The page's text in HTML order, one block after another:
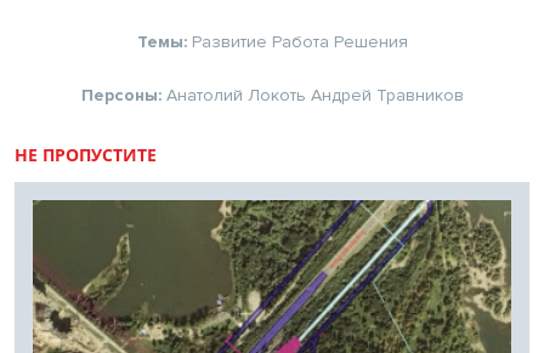
Темы: Развитие Работа Решения
Персоны: Анатолий Локоть Андрей Травников
НЕ ПРОПУСТИТЕ